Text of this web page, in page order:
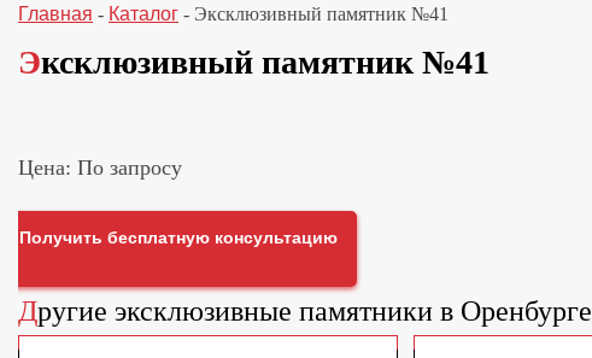
Главная - Каталог - Эксклюзивный памятник №41
Эксклюзивный памятник №41
Цена: По запросу
Получить бесплатную консультацию
Другие эксклюзивные памятники в Оренбурге